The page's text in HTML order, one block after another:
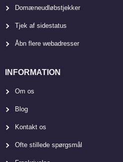
Domæneudløbstjekker
Tjek af sidestatus
Åbn flere webadresser
INFORMATION
Om os
Blog
Kontakt os
Ofte stillede spørgsmål